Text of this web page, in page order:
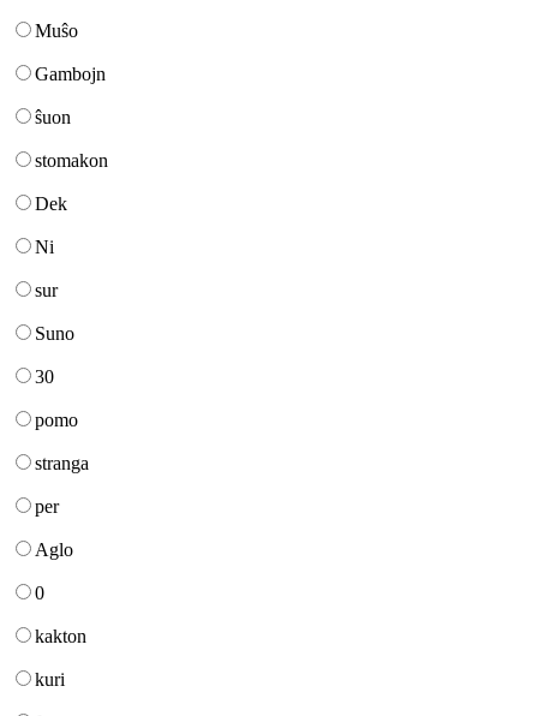
Muŝo
Gambojn
ŝuon
stomakon
Dek
Ni
sur
Suno
30
pomo
stranga
per
Aglo
0
kakton
kuri